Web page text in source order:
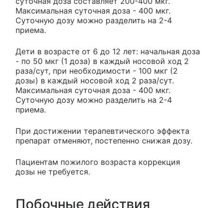
Максимальная суточная доза - 400 мкг.
Суточную дозу можно разделить на 2-4
приема.
Дети в возрасте от 6 до 12 лет: начальная доза
- по 50 мкг (1 доза) в каждый носовой ход 2
раза/сут, при необходимости - 100 мкг (2
дозы) в каждый носовой ход 2 раза/сут.
Максимальная суточная доза - 400 мкг.
Суточную дозу можно разделить на 2-4
приема.
При достижении терапевтического эффекта
препарат отменяют, постепенно снижая дозу.
Пациентам пожилого возраста коррекция
дозы не требуется.
Побочные действия